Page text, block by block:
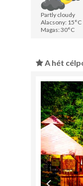
Partly cloudy
Alacsony: 15°C
Magas: 30°C
A hét